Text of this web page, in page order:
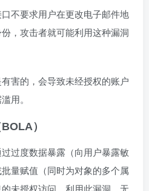
不要求用户在更改电子邮件地
，攻击者就可能利用这种漏洞
害的，会导致未经授权的账户
用。
）
过度数据暴露（向用户暴露敏
量赋值（同时为对象的多个属